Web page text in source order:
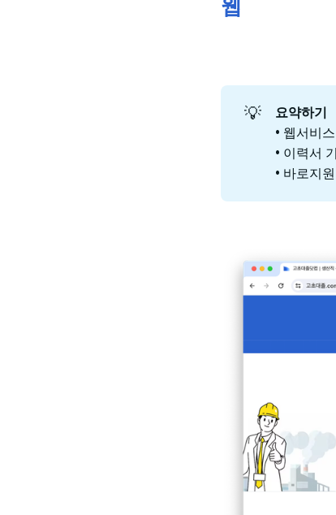
웹
💡
요약하기
• 웹서비
• 이력서
• 바로지